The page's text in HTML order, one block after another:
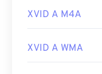
XVID A M4A
XVID A WMA